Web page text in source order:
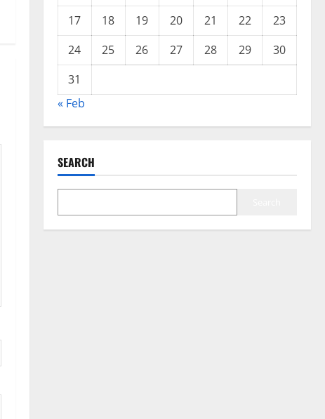
17
18 19 20 21 22
23
24
25 26 27 28 29
30
31
« Feb
SEARCH